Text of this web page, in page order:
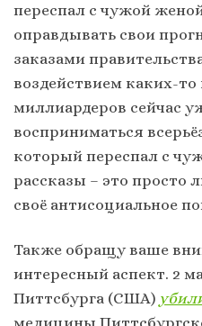
переспал с чужой
оправдывать свои
заказами
воздействием каких-
миллиардеров сейчас
восприниматься
который переспал с
рассказы – это просто
своё антисоциальное
Также обращу ваше
интересный аспект. 2
Питтсбурга (США)
медицины